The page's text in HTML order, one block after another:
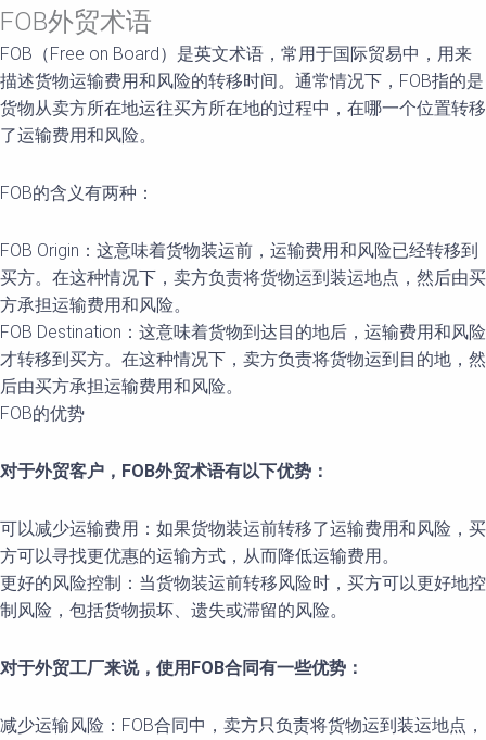
FOB外贸术语
FOB（Free on Board）是英文术语，常用于国际贸易中，用来
描述货物运输费用和风险的转移时间。通常情况下，FOB指的是
货物从卖方所在地运往买方所在地的过程中，在哪一个位置转移
了运输费用和风险。
FOB的含义有两种：
FOB Origin：这意味着货物装运前，运输费用和风险已经转移到
买方。在这种情况下，卖方负责将货物运到装运地点，然后由买
方承担运输费用和风险。
FOB Destination：这意味着货物到达目的地后，运输费用和风险
才转移到买方。在这种情况下，卖方负责将货物运到目的地，然
后由买方承担运输费用和风险。
FOB的优势
对于外贸客户，FOB外贸术语有以下优势：
可以减少运输费用：如果货物装运前转移了运输费用和风险，买
方可以寻找更优惠的运输方式，从而降低运输费用。
更好的风险控制：当货物装运前转移风险时，买方可以更好地控
制风险，包括货物损坏、遗失或滞留的风险。
对于外贸工厂来说，使用FOB合同有一些优势：
减少运输风险：FOB合同中，卖方只负责将货物运到装运地点，